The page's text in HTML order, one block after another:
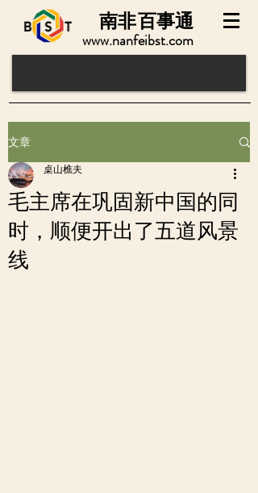
www.nanfeibst.com
百事通
南非
文章
毛主席在巩固新中国的同
时，顺便开出了五道风景
线
桌山樵夫